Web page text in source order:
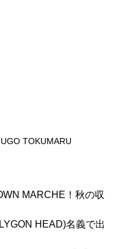
TOKUMARU
MARCHE！秋の収
HEAD)名義で出